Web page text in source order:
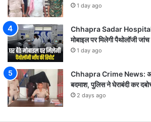
1 day ago
Chhapra Sadar Hospital:
मोबाइल पर मिलेगी पैथोलॉजी जांच
1 day ago
Chhapra Crime News:
बदमाश, पुलिस ने घेराबंदी कर
2 days ago